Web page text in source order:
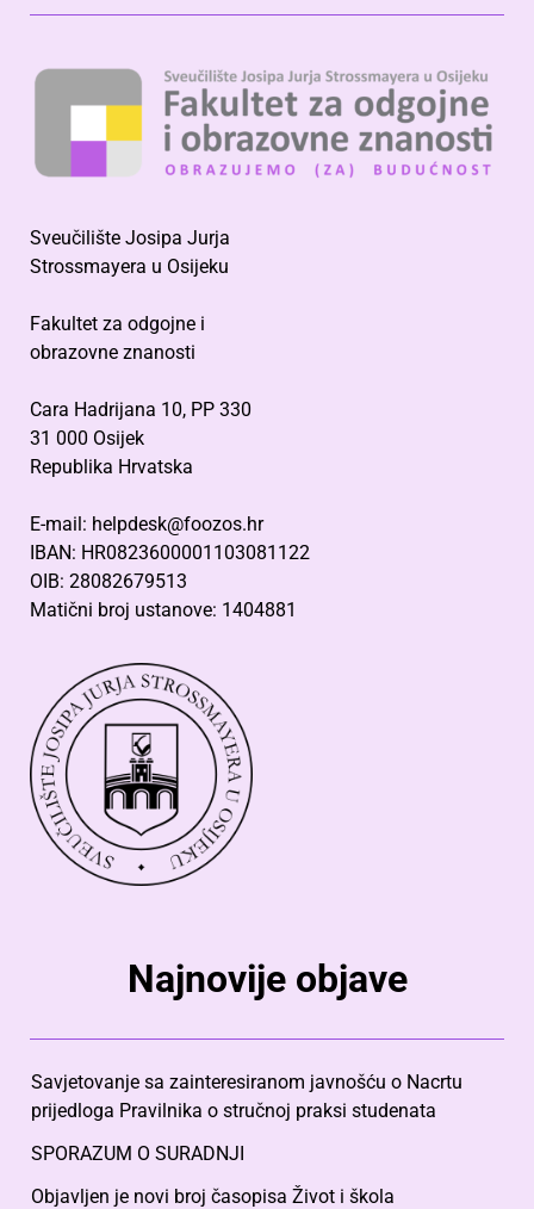
Sveučilište Josipa Jurja
Strossmayera u Osijeku
Fakultet za odgojne i
obrazovne znanosti
Cara Hadrijana 10, PP 330
31 000 Osijek
Republika Hrvatska
E-mail: helpdesk@foozos.hr
IBAN: HR0823600001103081122
OIB: 28082679513
Matični broj ustanove: 1404881
Najnovije objave
Savjetovanje sa zainteresiranom javnošću o Nacrtu
prijedloga Pravilnika o stručnoj praksi studenata
SPORAZUM O SURADNJI
Objavljen je novi broj časopisa Život i škola